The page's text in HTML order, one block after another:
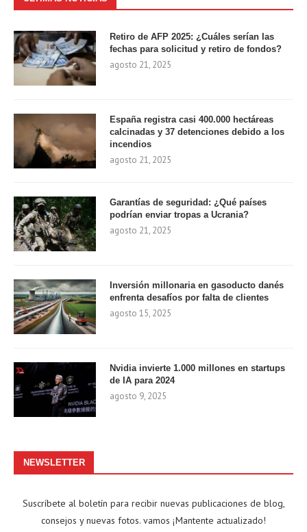
Retiro de AFP 2025: ¿Cuáles serían las
fechas para solicitud y retiro de fondos?
agosto 21, 2025
España registra casi 400.000 hectáreas
calcinadas y 37 detenciones debido a los
incendios
agosto 21, 2025
Garantías de seguridad: ¿Qué países
podrían enviar tropas a Ucrania?
agosto 21, 2025
Inversión millonaria en gasoducto danés
enfrenta desafíos por falta de clientes
agosto 15, 2025
Nvidia invierte 1.000 millones en startups
de IA para 2024
agosto 9, 2025
NEWSLETTER
Suscríbete al boletín para recibir nuevas publicaciones de blog,
consejos y nuevas fotos. vamos ¡Mantente actualizado!